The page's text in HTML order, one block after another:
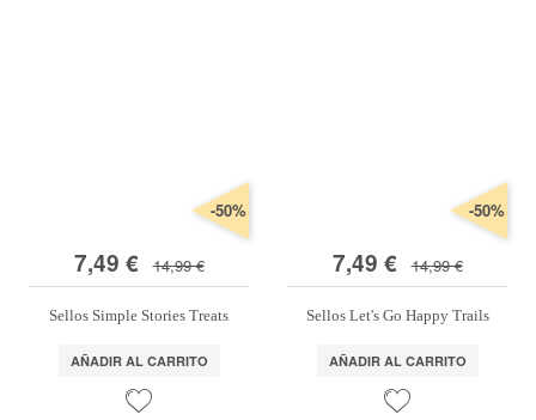
Iniciar sesión/Regístrate
Somos Kimidori
7,49 € 14,99 €
-50%
Sellos Simple Stories Treats
AÑADIR AL CARRITO
7,49 € 14,99 €
-50%
Sellos Let's Go Happy Trails
AÑADIR AL CARRITO